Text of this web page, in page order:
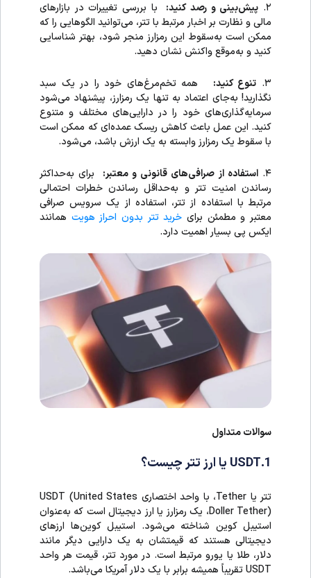
۲. پیش‌بینی و رصد کنید:
با بررسی تغییرات در بازارهای
مالی و نظارت بر اخبار مرتبط با تتر، می‌توانید الگوهایی را که
ممکن است به‌سقوط این رمزارز منجر شود، بهتر شناسایی
کنید و به‌موقع واکنش نشان دهید.
۳. تنوع کنید:
همه تخم‌مرغ‌های خود را در یک سبد
نگذارید! به‌جای اعتماد به تنها یک رمزارز، پیشنهاد می‌شود
سرمایه‌گذاری‌های خود را در دارایی‌های مختلف و متنوع
کنید. این عمل باعث کاهش ریسک عمده‌ای که ممکن است
با سقوط یک رمزارز وابسته به یک ارزش باشد، می‌شود.
۴. استفاده از صرافی‌های قانونی و معتبر:
برای به‌حداکثر
رساندن امنیت تتر و به‌حداقل رساندن خطرات احتمالی
مرتبط با استفاده از تتر، استفاده از یک سرویس صرافی
معتبر و مطمئن برای خرید تتر بدون احراز هویت همانند
ایکس پی بسیار اهمیت دارد.
سوالات متداول
1.USDT یا ارز تتر چیست؟
تتر یا Tether، با واحد اختصاری USDT (United States
Doller Tether)، یک رمزارز یا ارز دیجیتال است که به‌عنوان
استیبل کوین شناخته می‌شود. استیبل کوین‌ها ارزهای
دیجیتالی هستند که قیمتشان به یک دارایی دیگر مانند
دلار، طلا یا یورو مرتبط است. در مورد تتر، قیمت هر واحد
USDT تقریباً همیشه برابر با یک دلار آمریکا می‌باشد.